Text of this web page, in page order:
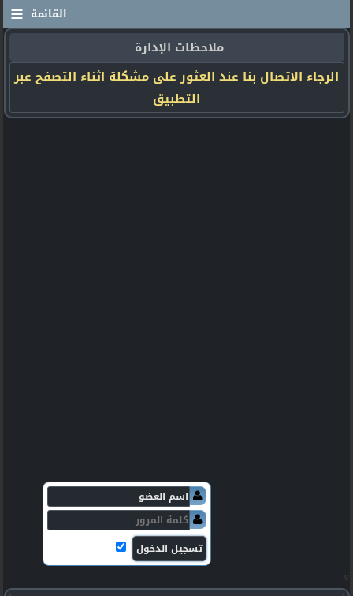
≡ القائمة
ملاحظات الإدارة
الرجاء الاتصال بنا عند العثور على مشكلة اثناء التصفح عبر
التطبيق